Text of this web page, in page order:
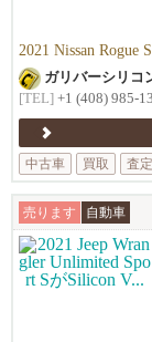
2021 Nissan Rogue
ガリバーシリコ
[TEL] +1 (408) 985-
中古車
買取 査定
売ります 自動車